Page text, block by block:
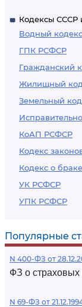
Кодексы
Водный
ГПК РСФСР
Гражданский
Жилищный
Земельный
КоАП РСФСР
Кодекс
Кодекс о
УК РСФСР
УПК РСФСР
Популярные
N 400-ФЗ от
ФЗ о страховых
N 69-ФЗ от